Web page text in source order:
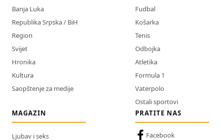
Banja Luka
Republika Srpska / BiH
Region
Svijet
Hronika
Kultura
Saopštenje za medije
Fudbal
Košarka
Tenis
Odbojka
Atletika
Formula 1
Vaterpolo
Ostali sportovi
MAGAZIN
Ljubav i seks
PRATITE NAS
Facebook